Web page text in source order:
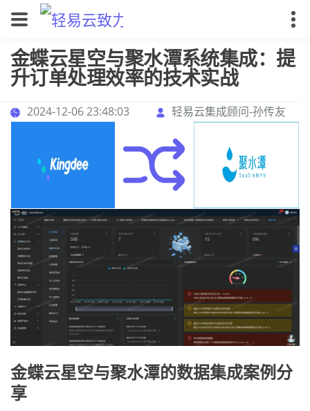
金蝶云星空与聚水潭系统集成：提
升订单处理效率的技术实战
2024-12-06 23:48:03 轻易云集成顾问-孙传友
金蝶云星空与聚水潭的数据集成案例分
享